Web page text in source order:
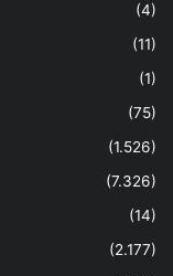
(4)
(11)
(1)
(75)
(1.526)
(7.326)
(14)
(2.177)